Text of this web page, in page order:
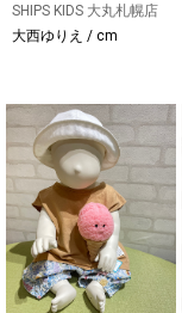
SHIPS KIDS 大丸札幌店
大西ゆりえ / cm